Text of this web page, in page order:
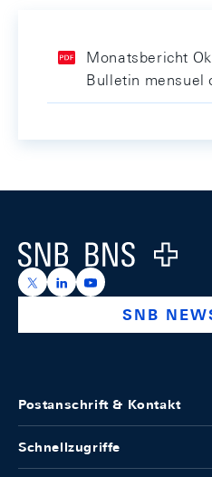
Monatsbericht
Bulletin mensuel
Logo
https://x.com/snb_bns
https://https://
SNB
Postanschrift & Kontakt
Schnellzugriffe